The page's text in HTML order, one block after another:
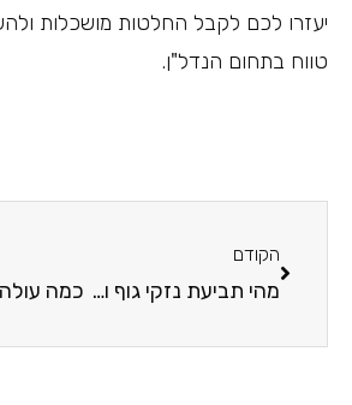
יעזרו לכם לקבל החלטות מושכלות
טווח בתחום הנדל"ן.
הקודם
מהי תביעת נזקי גוף ובאילו מקרים היא רלוונטית?